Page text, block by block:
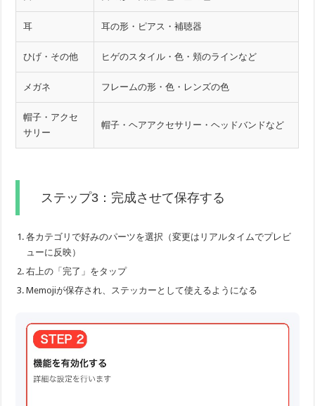
耳 耳の形・ピアス・補聴器
ひげ・その他 ヒゲのスタイル・色・頬のラインなど
メガネ フレームの形・色・レンズの色
帽子・アクセ
サリー
帽子・ヘアアクセサリー・ヘッドバンドなど
ステップ3：完成させて保存する
各カテゴリで好みのパーツを選択（変更はリアルタイムでプレビ
ューに反映）
右上の「完了」をタップ
Memojiが保存され、ステッカーとして使えるようになる